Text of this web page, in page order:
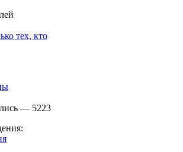
тех, кто
— 5223